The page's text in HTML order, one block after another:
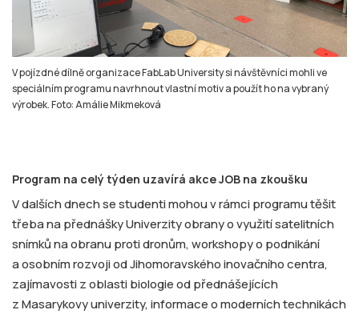
V pojízdné dílně organizace FabLab University si návštěvníci mohli ve
speciálním programu navrhnout vlastní motiv a použít ho na vybraný
výrobek. Foto: Amálie Mikmeková
Program na celý týden uzavírá akce JOB na zkoušku
V dalších dnech se studenti mohou v rámci programu těšit
třeba na přednášky Univerzity obrany o využití satelitních
snímků na obranu proti dronům, workshopy o podnikání
a osobním rozvoji od Jihomoravského inovačního centra,
zajímavosti z oblasti biologie od přednášejících
z Masarykovy univerzity, informace o moderních technikách